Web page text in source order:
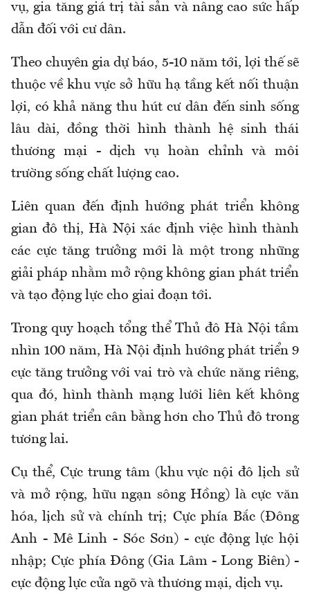
vụ, gia tăng giá trị tài sản và nâng cao sức hấp
dẫn đối với cư dân.
Theo chuyên gia dự báo, 5-10 năm tới, lợi thế sẽ
thuộc về khu vực sở hữu hạ tầng kết nối thuận
lợi, có khả năng thu hút cư dân đến sinh sống
lâu dài, đồng thời hình thành hệ sinh thái
thương mại - dịch vụ hoàn chỉnh và môi
trường sống chất lượng cao.
Liên quan đến định hướng phát triển không
gian đô thị, Hà Nội xác định việc hình thành
các cực tăng trưởng mới là một trong những
giải pháp nhằm mở rộng không gian phát triển
và tạo động lực cho giai đoạn tới.
Trong quy hoạch tổng thể Thủ đô Hà Nội tầm
nhìn 100 năm, Hà Nội định hướng phát triển 9
cực tăng trưởng với vai trò và chức năng riêng,
qua đó, hình thành mạng lưới liên kết không
gian phát triển cân bằng hơn cho Thủ đô trong
tương lai.
Cụ thể, Cực trung tâm (khu vực nội đô lịch sử
và mở rộng, hữu ngạn sông Hồng) là cực văn
hóa, lịch sử và chính trị; Cực phía Bắc (Đông
Anh - Mê Linh - Sóc Sơn) - cực động lực hội
nhập; Cực phía Đông (Gia Lâm - Long Biên) -
cực động lực cửa ngõ và thương mại, dịch vụ.